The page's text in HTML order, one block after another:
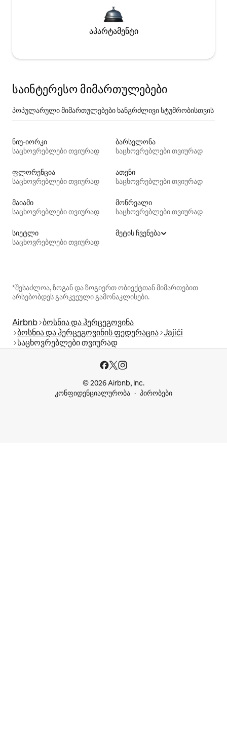
აპარტამენტი
საინტერესო მიმართულებები
პოპულარული მიმართულებები ხანგრძლივი სტუმრობისთვის
ნიუ-იორკი
საცხოვრებლები თვიურად
ბარსელონა
საცხოვრებლები თვიურად
ფლორენცია
საცხოვრებლები თვიურად
ათენი
საცხოვრებლები თვიურად
მაიამი
საცხოვრებლები თვიურად
მონრეალი
საცხოვრებლები თვიურად
სიეტლი
საცხოვრებლები თვიურად
მეტის ჩვენება
*შესაძლოა, ზოგან და ზოგიერთ ობიექტთან მიმართებით
არსებობდეს გარკვეული გამონაკლისები.
Airbnb ბოსნია და ჰერცეგოვინა
ბოსნია და ჰერცეგოვინის ფედერაცია Jajići
საცხოვრებლები თვიურად
© 2026 Airbnb, Inc.
კონფიდენციალურობა
პირობები